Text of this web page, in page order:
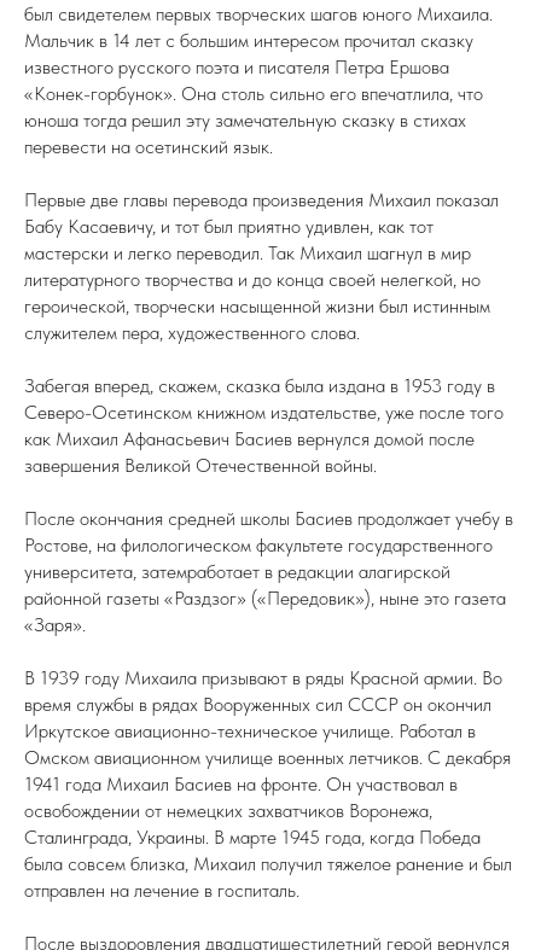
был свидетелем первых творческих шагов юного Михаила.
Мальчик в 14 лет с большим интересом прочитал сказку
известного русского поэта и писателя Петра Ершова
«Конек-горбунок». Она столь сильно его впечатлила, что
юноша тогда решил эту замечательную сказку в стихах
перевести на осетинский язык.
Первые две главы перевода произведения Михаил показал
Бабу Касаевичу, и тот был приятно удивлен, как тот
мастерски и легко переводил. Так Михаил шагнул в мир
литературного творчества и до конца своей нелегкой, но
героической, творчески насыщенной жизни был истинным
служителем пера, художественного слова.
Забегая вперед, скажем, сказка была издана в 1953 году в
Северо-Осетинском книжном издательстве, уже после того
как Михаил Афанасьевич Басиев вернулся домой после
завершения Великой Отечественной войны.
После окончания средней школы Басиев продолжает учебу в
Ростове, на филологическом факультете государственного
университета, затемработает в редакции алагирской
районной газеты «Раздзог» («Передовик»), ныне это газета
«Заря».
В 1939 году Михаила призывают в ряды Красной армии. Во
время службы в рядах Вооруженных сил СССР он окончил
Иркутское авиационно-техническое училище. Работал в
Омском авиационном училище военных летчиков. С декабря
1941 года Михаил Басиев на фронте. Он участвовал в
освобождении от немецких захватчиков Воронежа,
Сталинграда, Украины. В марте 1945 года, когда Победа
была совсем близка, Михаил получил тяжелое ранение и был
отправлен на лечение в госпиталь.
После выздоровления двадцатишестилетний герой вернулся